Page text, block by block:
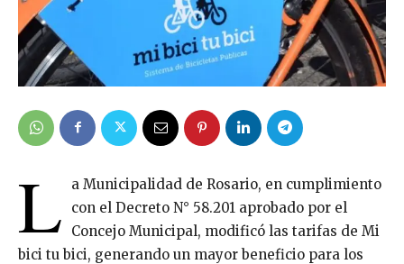
L
a Municipalidad de Rosario, en cumplimiento
con el Decreto N° 58.201 aprobado por el
Concejo Municipal, modificó las tarifas de Mi
bici tu bici, generando un mayor beneficio para los